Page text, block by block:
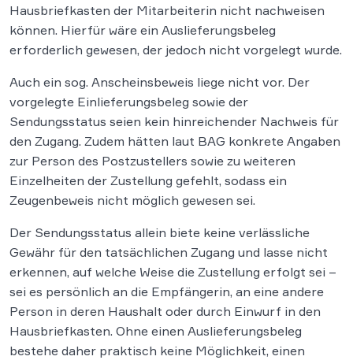
Hausbriefkasten der Mitarbeiterin nicht nachweisen
können. Hierfür wäre ein Auslieferungsbeleg
erforderlich gewesen, der jedoch nicht vorgelegt wurde.
Auch ein sog. Anscheinsbeweis liege nicht vor. Der
vorgelegte Einlieferungsbeleg sowie der
Sendungsstatus seien kein hinreichender Nachweis für
den Zugang. Zudem hätten laut BAG konkrete Angaben
zur Person des Postzustellers sowie zu weiteren
Einzelheiten der Zustellung gefehlt, sodass ein
Zeugenbeweis nicht möglich gewesen sei.
Der Sendungsstatus allein biete keine verlässliche
Gewähr für den tatsächlichen Zugang und lasse nicht
erkennen, auf welche Weise die Zustellung erfolgt sei –
sei es persönlich an die Empfängerin, an eine andere
Person in deren Haushalt oder durch Einwurf in den
Hausbriefkasten. Ohne einen Auslieferungsbeleg
bestehe daher praktisch keine Möglichkeit, einen